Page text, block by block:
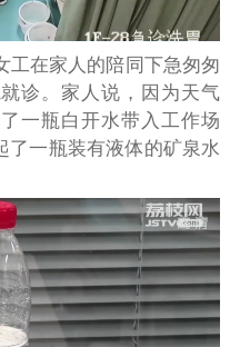
在家人的陪同下急匆匆
诊。家人说，因为天气
一瓶白开水带入工作场
了一瓶装有液体的矿泉水